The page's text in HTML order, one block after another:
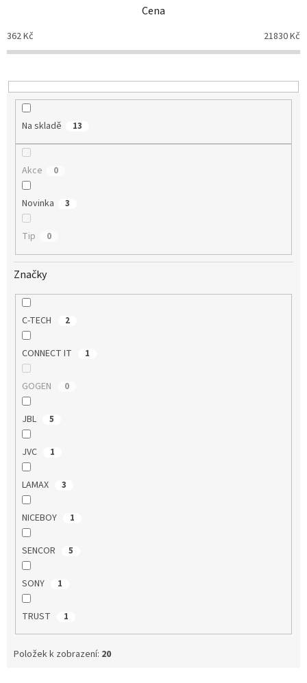
p
r
o
u
Cena
362Kč 21830Kč
Na skladě 13
Akce 0
Novinka 3
Tip 0
Značky
C-TECH 2
CONNECT IT 1
GOGEN 0
JBL 5
JVC 1
LAMAX 3
NICEBOY 1
SENCOR 5
SONY 1
TRUST 1
Položek k zobrazení: 20